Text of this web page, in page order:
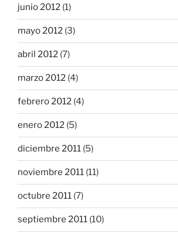
junio 2012 (1)
mayo 2012 (3)
abril 2012 (7)
marzo 2012 (4)
febrero 2012 (4)
enero 2012 (5)
diciembre 2011 (5)
noviembre 2011 (11)
octubre 2011 (7)
septiembre 2011 (10)